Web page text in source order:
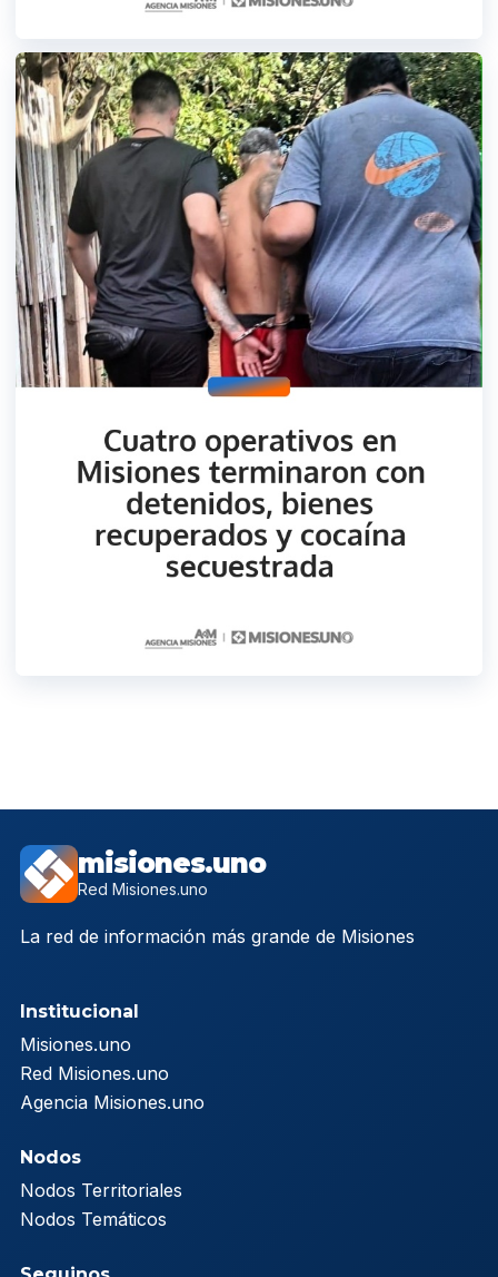
misiones.uno
Red Misiones.uno
La red de información más grande de Misiones
Institucional
Misiones.uno
Red Misiones.uno
Agencia Misiones.uno
Nodos
Nodos Territoriales
Nodos Temáticos